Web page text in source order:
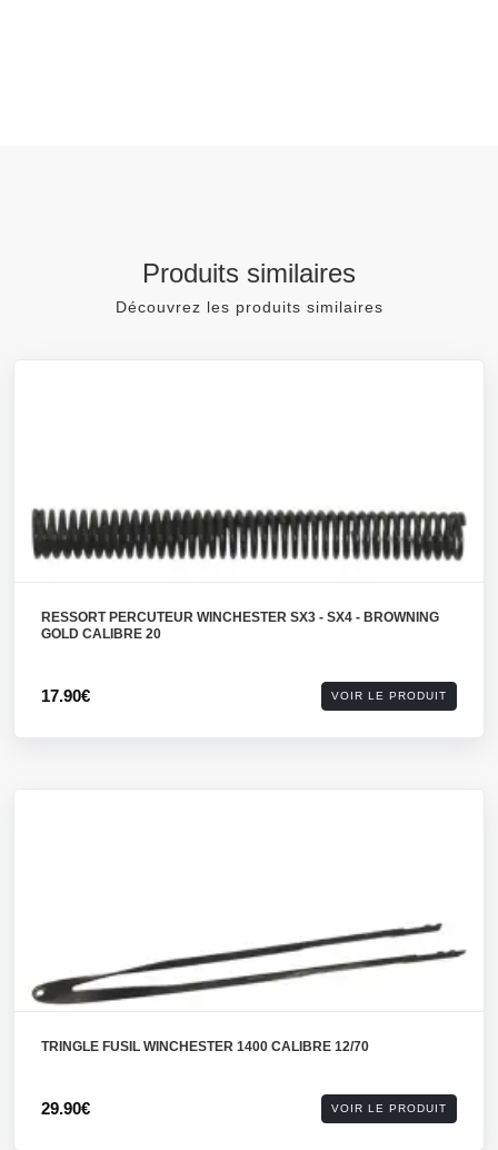
Produits similaires
Découvrez les produits similaires
RESSORT PERCUTEUR WINCHESTER SX3 - SX4 - BROWNING
GOLD CALIBRE 20
17.90€ VOIR LE PRODUIT
TRINGLE FUSIL WINCHESTER 1400 CALIBRE 12/70
29.90€ VOIR LE PRODUIT